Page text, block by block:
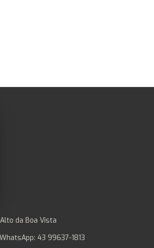
da Boa Vista
43 99637-1813